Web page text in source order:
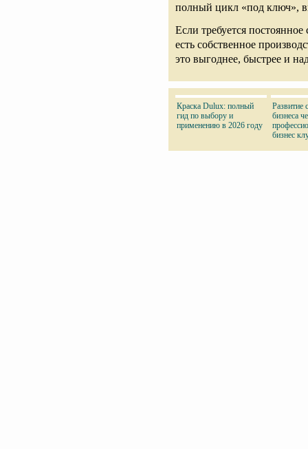
полный цикл «под ключ»,
Если требуется
есть собственное
это выгоднее, быстрее и
Краска Dulux: полный
гид по выбору и
применению в 2026 году
Развитие
бизнеса
бизнес